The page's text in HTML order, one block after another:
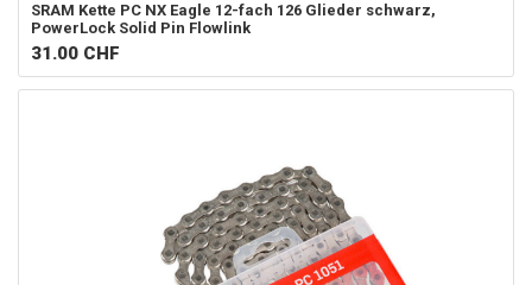
SRAM Kette PC NX Eagle 12-fach 126 Glieder schwarz,
PowerLock Solid Pin Flowlink
31.00 CHF